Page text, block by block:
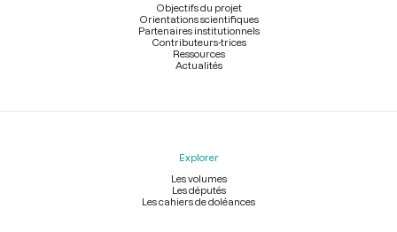
Objectifs du projet
Orientations scientifiques
Partenaires institutionnels
Contributeurs-trices
Ressources
Actualités
Explorer
Les volumes
Les députés
Les cahiers de doléances